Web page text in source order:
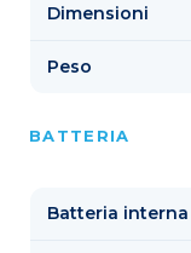
Dimensioni
Peso
BATTERIA
Batteria interna